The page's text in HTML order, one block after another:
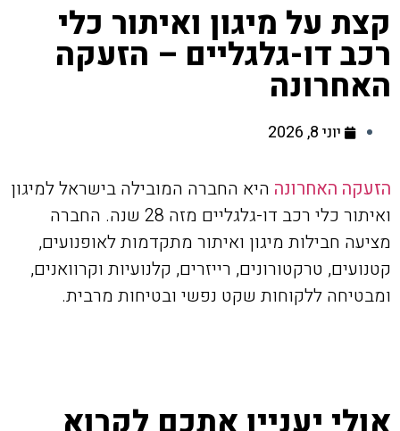
קצת על מיגון ואיתור כלי
רכב דו-גלגליים – הזעקה
האחרונה
יוני 8, 2026
הזעקה האחרונה היא החברה המובילה בישראל למיגון
ואיתור כלי רכב דו-גלגליים מזה 28 שנה. החברה
מציעה חבילות מיגון ואיתור מתקדמות לאופנועים,
קטנועים, טרקטורונים, רייזרים, קלנועיות וקרוואנים,
ומבטיחה ללקוחות שקט נפשי ובטיחות מרבית.